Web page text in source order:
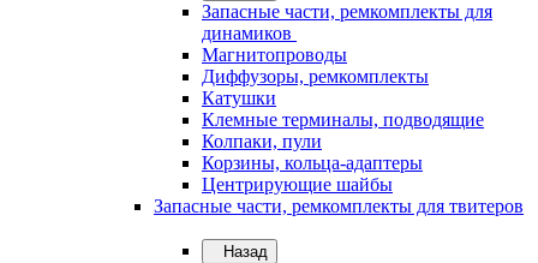
Запасные части, ремкомплекты для
динамиков
Магнитопроводы
Диффузоры, ремкомплекты
Катушки
Клемные терминалы, подводящие
Колпаки, пули
Корзины, кольца-адаптеры
Центрирующие шайбы
Запасные части, ремкомплекты для твитеров
Назад